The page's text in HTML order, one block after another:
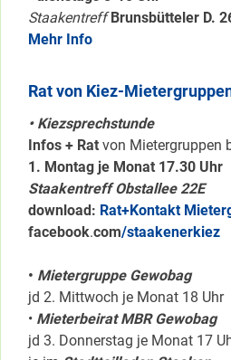
Staakentreff Brunsbütteler D.
Mehr Info
Rat von Kiez-
• Kiezsprechstunde
Infos + Rat von Mietergruppen
1. Montag je Monat 17.30 Uhr
Staakentreff Obstallee 22E
download: Rat+Kontakt
facebook.com/staakenerkiez
• Mietergruppe Gewobag
jd 2. Mittwoch je Monat 18 Uhr
• Mieterbeirat MBR Gewobag
jd 3. Donnerstag je Monat 17